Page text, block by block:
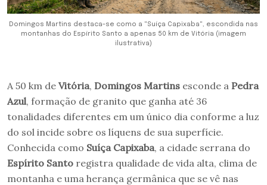
Domingos Martins destaca-se como a "Suíça Capixaba", escondida nas
montanhas do Espírito Santo a apenas 50 km de Vitória (imagem
ilustrativa)
A 50 km de Vitória, Domingos Martins esconde a Pedra
Azul, formação de granito que ganha até 36
tonalidades diferentes em um único dia conforme a luz
do sol incide sobre os líquens de sua superfície.
Conhecida como Suíça Capixaba, a cidade serrana do
Espírito Santo registra qualidade de vida alta, clima de
montanha e uma herança germânica que se vê nas